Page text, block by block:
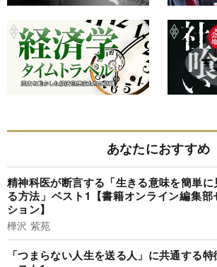
あなたにおすすめ
精神科医が断言する「生きる意味を簡単に
る方法」ベスト1【書籍オンライン編集部
ション】
樺沢 紫苑
「つまらない人生を送る人」に共通する特